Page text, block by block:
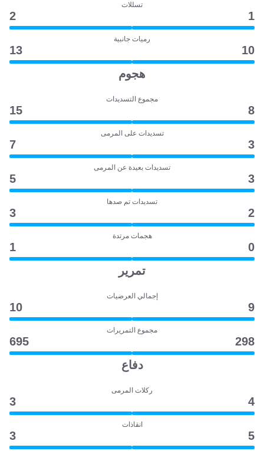
تسللات
1
2
رميات جانبية
10
13
هجوم
مجموع التسديدات
8
15
تسديدات على المرمى
3
7
تسديدات بعيدة عن المرمى
3
5
تسديدات تم صدها
2
3
هجمات مرتدة
0
1
تمرير
إجمالي العرضيات
9
10
مجموع التمريرات
298
695
دفاع
ركلات المرمى
4
3
انقاذات
5
3